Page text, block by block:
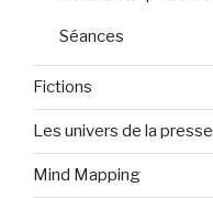
Séances
Fictions
Les univers de la presse
Mind Mapping